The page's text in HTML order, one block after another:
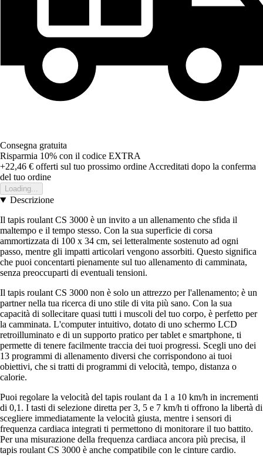
Consegna gratuita
Risparmia 10% con il codice EXTRA
+22,46 € offerti sul tuo prossimo ordine Accreditati dopo la conferma
del tuo ordine
Loading...
Descrizione
Il tapis roulant CS 3000 è un invito a un allenamento che sfida il
maltempo e il tempo stesso. Con la sua superficie di corsa
ammortizzata di 100 x 34 cm, sei letteralmente sostenuto ad ogni
passo, mentre gli impatti articolari vengono assorbiti. Questo significa
che puoi concentarti pienamente sul tuo allenamento di camminata,
senza preoccuparti di eventuali tensioni.
Il tapis roulant CS 3000 non è solo un attrezzo per l'allenamento; è un
partner nella tua ricerca di uno stile di vita più sano. Con la sua
capacità di sollecitare quasi tutti i muscoli del tuo corpo, è perfetto per
la camminata. L'computer intuitivo, dotato di uno schermo LCD
retroilluminato e di un supporto pratico per tablet e smartphone, ti
permette di tenere facilmente traccia dei tuoi progressi. Scegli uno dei
13 programmi di allenamento diversi che corrispondono ai tuoi
obiettivi, che si tratti di programmi di velocità, tempo, distanza o
calorie.
Puoi regolare la velocità del tapis roulant da 1 a 10 km/h in incrementi
di 0,1. I tasti di selezione diretta per 3, 5 e 7 km/h ti offrono la libertà di
scegliere immediatamente la velocità giusta, mentre i sensori di
frequenza cardiaca integrati ti permettono di monitorare il tuo battito.
Per una misurazione della frequenza cardiaca ancora più precisa, il
tapis roulant CS 3000 è anche compatibile con le cinture cardio.